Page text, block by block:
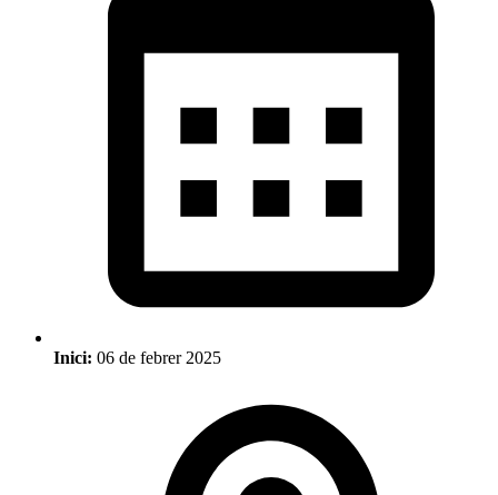
Inici: 06 de febrer 2025